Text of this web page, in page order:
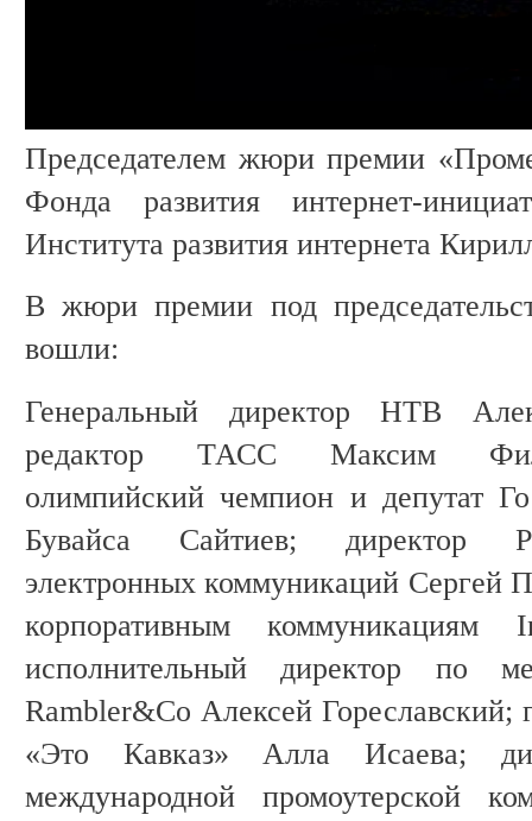
Председателем жюри премии
Фонда развития интернет-
Института развития интернета
В жюри премии под
вошли:
Генеральный директор НТВ
редактор ТАСС Максим
олимпийский чемпион и депутат
Бувайса Сайтиев; директор
электронных коммуникаций Сергей
корпоративным
исполнительный директор по
Rambler&Co Алексей Гореславский;
«Это Кавказ» Алла Исаева;
международной промоутерской